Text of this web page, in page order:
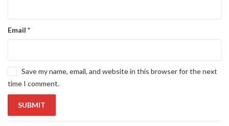
Email *
Save my name, email, and website in this browser for the next
time I comment.